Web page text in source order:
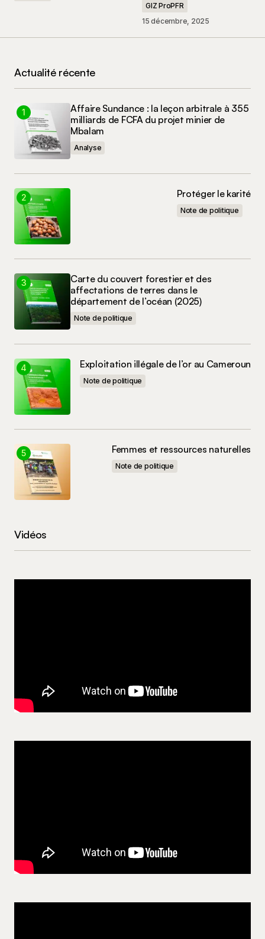
dans le navigateur pour mon prochain
commentaire.
Commenter
GIZ ProPFR
15 décembre, 2025
Actualité récente
Affaire Sundance : la leçon arbitrale à 355
milliards de FCFA du projet minier de
Mbalam
Analyse
Protéger le karité
Note de politique
Carte du couvert forestier et des
affectations de terres dans le
département de l’océan (2025)
Note de politique
Exploitation illégale de l’or au Cameroun
Note de politique
Femmes et ressources naturelles
Note de politique
Vidéos